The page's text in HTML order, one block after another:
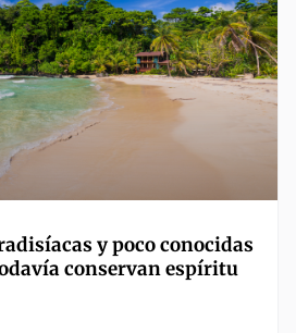
y poco conocidas
conservan espíritu